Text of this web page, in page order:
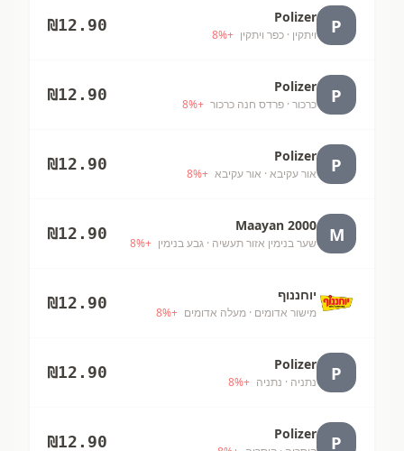
P
Polizer
ויתקין · כפר ויתקין +
8%
₪12.90
P
Polizer
כרכור · פרדס חנה כרכור +
8%
₪12.90
P
Polizer
אור עקיבא · אור עקיבא +
8%
₪12.90
M
Maayan 2000
שער בנימין אזור תעשיה · גבע בנימין +
8%
₪12.90
יוחננוף
מישור אדומים · מעלה אדומים +
8%
₪12.90
P
Polizer
נתניה · נתניה +
8%
₪12.90
P
Polizer
₪12.90